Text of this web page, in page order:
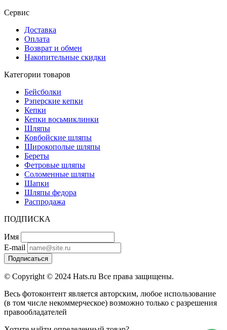
Сервис
Доставка
Оплата
Возврат и обмен
Накопительные скидки
Категории товаров
Бейсболки
Рэперские кепки
Кепки
Кепки восьмиклинки
Шляпы
Ковбойские шляпы
Широкополые шляпы
Береты
Фетровые шляпы
Соломенные шляпы
Шапки
Шляпы федора
Распродажа
ПОДПИСКА
Имя
E-mail
Подписаться
© Copyright © 2024 Hats.ru Все права защищены.
Весь фотоконтент является авторским, любое использование
(в том числе некоммерческое) возможно только с разрешения
правообладателей